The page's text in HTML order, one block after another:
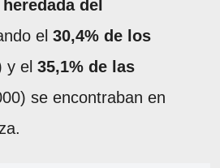
del
el 30,4% de los
y el 35,1% de las
se encontraban en